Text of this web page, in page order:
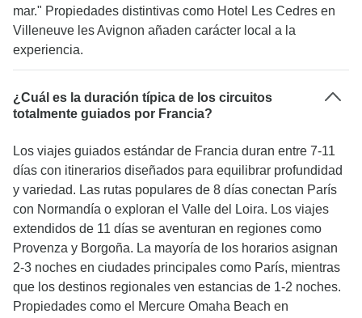
mar." Propiedades distintivas como Hotel Les Cedres en
Villeneuve les Avignon añaden carácter local a la
experiencia.
¿Cuál es la duración típica de los circuitos
totalmente guiados por Francia?
Los viajes guiados estándar de Francia duran entre 7-11
días con itinerarios diseñados para equilibrar profundidad
y variedad. Las rutas populares de 8 días conectan París
con Normandía o exploran el Valle del Loira. Los viajes
extendidos de 11 días se aventuran en regiones como
Provenza y Borgoña. La mayoría de los horarios asignan
2-3 noches en ciudades principales como París, mientras
que los destinos regionales ven estancias de 1-2 noches.
Propiedades como el Mercure Omaha Beach en